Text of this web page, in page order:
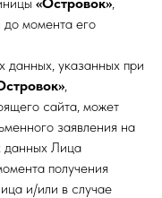
до момента его
данных, указанных при
,
сайта, может
заявления на
данных Лица
получения
и/или в случае